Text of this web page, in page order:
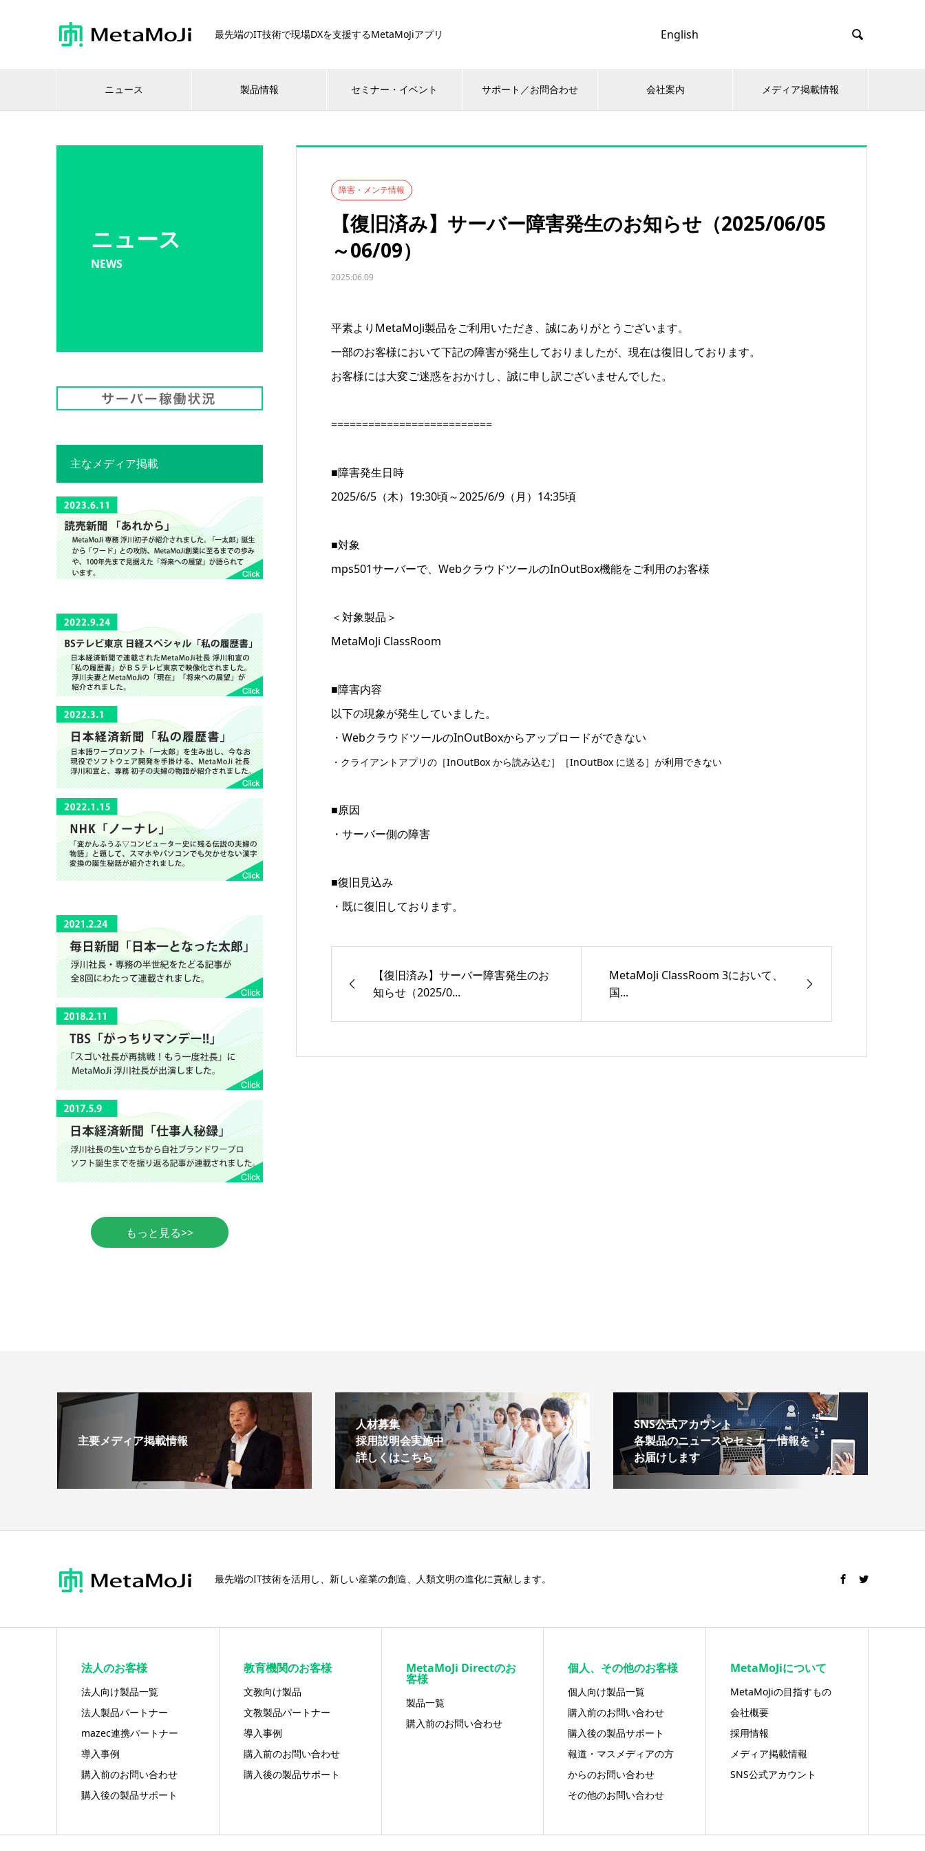
最先端のIT技術で現場DXを支援するMetaMoJiアプリ English 
ニュース 製品情報 セミナー・イベント サポート／お問合わせ 会社案内 メディア掲載情報
ニュース
NEWS
障害・メンテ情報
【復旧済み】サーバー障害発生のお知らせ（2025/06/05
～06/09）
2025.06.09
平素よりMetaMoJi製品をご利用いただき、 誠にありがとうございます。
一部のお客様において下記の障害が発生しておりましたが、現在は復旧しております。
お客様には大変ご迷惑をおかけし、誠に申し訳ございませんでした。
==========================
■障害発生日時
2025/6/5（木）19:30頃～2025/6/9（月）14:35頃
■対象
mps501サーバーで、WebクラウドツールのInOutBox機能をご利用のお客様
＜対象製品＞
MetaMoJi ClassRoom
■障害内容
以下の現象が発生していました。
・WebクラウドツールのInOutBoxからアップロードができない
・クライアントアプリの［InOutBox から読み込む］［InOutBox に送る］が利用できない
■原因
・サーバー側の障害
■復旧見込み
・既に復旧しております。
【復旧済み】サーバー障害発生のお
知らせ（2025/0...
MetaMoJi ClassRoom 3において、
国...
主なメディア掲載
もっと見る>>
主要メディア掲載情報
人材募集
採用説明会実施中
詳しくはこちら
SNS公式アカウント
各製品のニュースやセミナー情報を
お届けします
最先端のIT技術を活用し、新しい産業の創造、人類文明の進化に貢献します。
法人のお客様
法人向け製品一覧
法人製品パートナー
mazec連携パートナー
導入事例
購入前のお問い合わせ
購入後の製品サポート
教育機関のお客様
文教向け製品
文教製品パートナー
導入事例
購入前のお問い合わせ
購入後の製品サポート
MetaMoJi Directのお
客様
製品一覧
購入前のお問い合わせ
個人、その他のお客様
個人向け製品一覧
購入前のお問い合わせ
購入後の製品サポート
報道・マスメディアの方
からのお問い合わせ
その他のお問い合わせ
MetaMoJiについて
MetaMoJiの目指すもの
会社概要
採用情報
メディア掲載情報
SNS公式アカウント